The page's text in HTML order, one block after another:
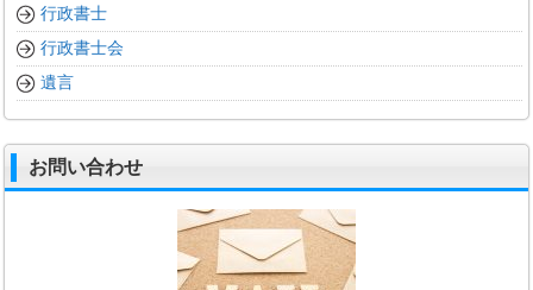
行政書士
行政書士会
遺言
お問い合わせ